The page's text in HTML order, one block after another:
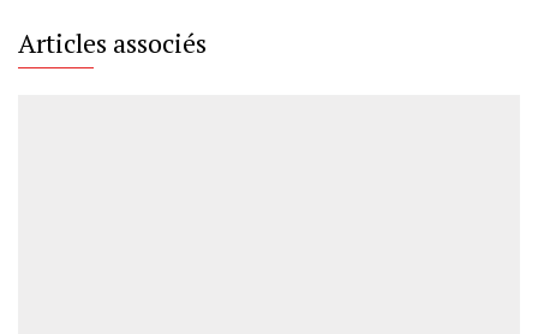
Articles associés